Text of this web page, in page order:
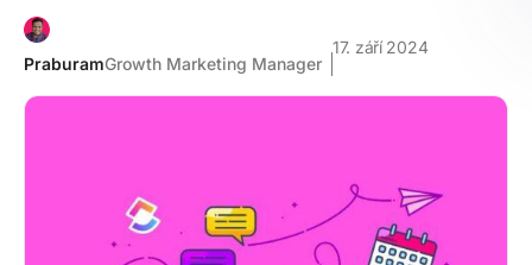
PraburamGrowth Marketing Manager
17. září 2024